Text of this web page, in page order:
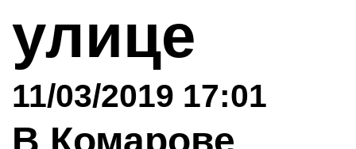
улице
11/03/2019 17:01